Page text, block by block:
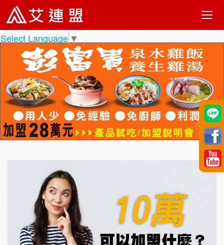
Select Language ▼